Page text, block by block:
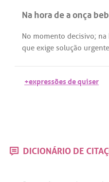
Na hora de a onça
No momento decisivo; na
que exige solução urgente
+expressões de quiser
DICIONÁRIO DE